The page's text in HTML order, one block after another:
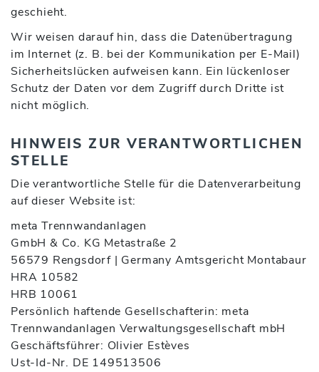
geschieht.
Wir weisen darauf hin, dass die Datenübertragung
im Internet (z. B. bei der Kommunikation per E-Mail)
Sicherheitslücken aufweisen kann. Ein lückenloser
Schutz der Daten vor dem Zugriff durch Dritte ist
nicht möglich.
HINWEIS ZUR VERANTWORTLICHEN
STELLE
Die verantwortliche Stelle für die Datenverarbeitung
auf dieser Website ist:
meta Trennwandanlagen
GmbH & Co. KG Metastraße 2
56579 Rengsdorf | Germany Amtsgericht Montabaur
HRA 10582
HRB 10061
Persönlich haftende Gesellschafterin: meta
Trennwandanlagen Verwaltungsgesellschaft mbH
Geschäftsführer: Olivier Estèves
Ust-Id-Nr. DE 149513506